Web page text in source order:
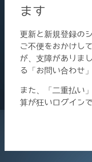
ます
更新と新規登録の
ご不便をおかけし
が、支障がありま
る「お問い合わせ
また、「二重払い
算が狂いログイン